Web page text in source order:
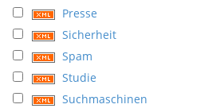
Presse
Sicherheit
Spam
Studie
Suchmaschinen